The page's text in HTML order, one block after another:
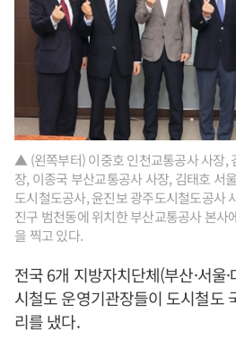
▲ (왼쪽부터) 이중호 인천교통공사 사장,
장, 이종국 부산교통공사 사장, 김태호 서
도시철도공사, 윤진보 광주도시철도공사
진구 범천동에 위치한 부산교통공사 본사
을 찍고 있다.
전국 6개 지방자치단체(부산·서울·
시철도 운영기관장들이 도시철도
리를 냈다.